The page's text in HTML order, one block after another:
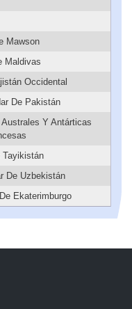
Mawson
Maldivas
Occidental
De Pakistán
Y Antárticas
Tayikistán
De Uzbekistán
Ekaterimburgo